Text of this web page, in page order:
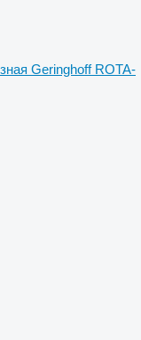
Geringhoff ROTA-